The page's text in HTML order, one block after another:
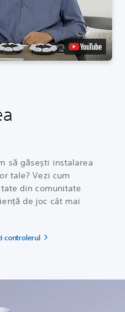
să găsești instalarea
tale? Vezi cum
din comunitate
de joc cât mai
controlerul